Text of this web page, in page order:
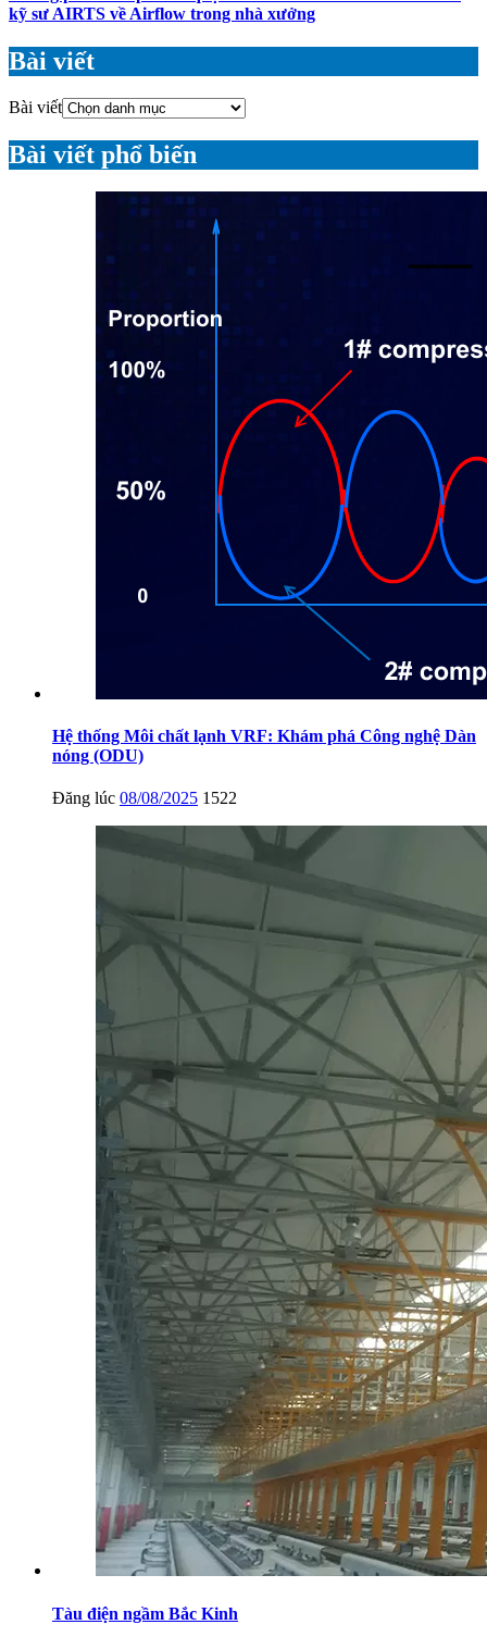
kỹ sư AIRTS về Airflow trong nhà xưởng
Bài viết
Bài viết
Bài viết phổ biến
Hệ thống Môi chất lạnh VRF: Khám phá Công nghệ Dàn
nóng (ODU)
Đăng lúc 08/08/2025 1522
Tàu điện ngầm Bắc Kinh